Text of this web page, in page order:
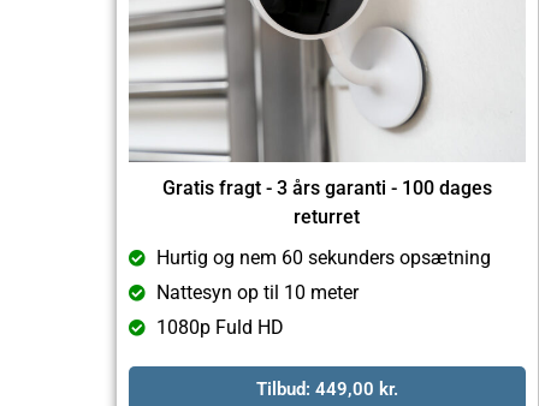
Gratis fragt - 3 års garanti - 100 dages
returret
Hurtig og nem 60 sekunders opsætning
Nattesyn op til 10 meter
1080p Fuld HD
Tilbud: 449,00 kr.